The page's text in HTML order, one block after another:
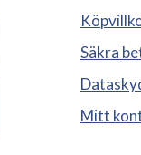
Säkra
Mitt